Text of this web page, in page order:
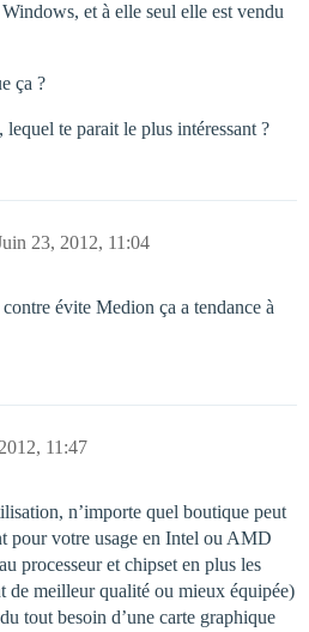
et à elle seul elle est vendu
ça ?
te parait le plus intéressant ?
23, 2012, 11:04
évite Medion ça a tendance à
11:47
n’importe quel boutique peut
pour votre usage en Intel ou AMD
processeur et chipset en plus les
de meilleur qualité ou mieux équipée)
tout besoin d’une carte graphique